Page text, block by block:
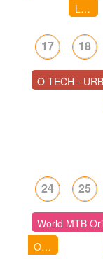
LLIGA D'ESTIU DE CURSES D'ORIENTACIÓ 2026- IGUALADA: CENTRE - nova data 11/8/2026 !!
17
O TECH -
18
24
O-Tour, Yangtze River Delta Orienteering Competition (China)
25